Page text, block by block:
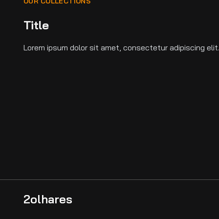
Title
Lorem ipsum dolor sit amet, consectetur adipiscing elit.
2olhares